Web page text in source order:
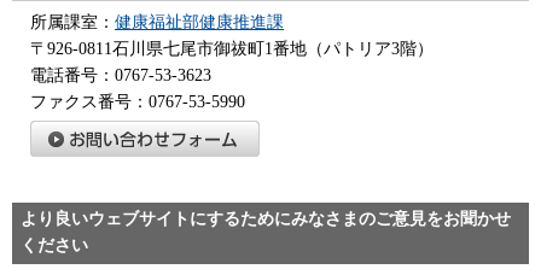
所属課室： 健康福祉部健康推進課
〒926-0811石川県七尾市御祓町1番地（パトリア3階）
電話番号：0767-53-3623
ファクス番号：0767-53-5990
より良いウェブサイトにするためにみなさまのご意見をお聞かせ
ください